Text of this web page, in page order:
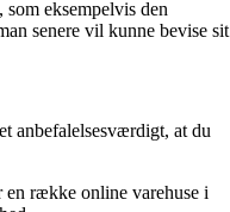
eksempelvis den
senere vil kunne bevise sit
anbefalelsesværdigt, at du
en række online varehuse i